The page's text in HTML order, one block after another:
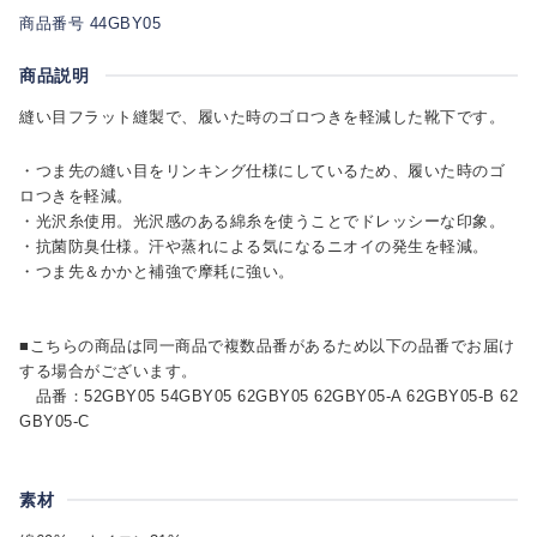
商品番号 44GBY05
商品説明
縫い目フラット縫製で、履いた時のゴロつきを軽減した靴下です。
・つま先の縫い目をリンキング仕様にしているため、履いた時のゴ
ロつきを軽減。
・光沢糸使用。光沢感のある綿糸を使うことでドレッシーな印象。
・抗菌防臭仕様。汗や蒸れによる気になるニオイの発生を軽減。
・つま先＆かかと補強で摩耗に強い。
■こちらの商品は同一商品で複数品番があるため以下の品番でお届け
する場合がございます。
品番：52GBY05 54GBY05 62GBY05 62GBY05-A 62GBY05-B 62
GBY05-C
素材